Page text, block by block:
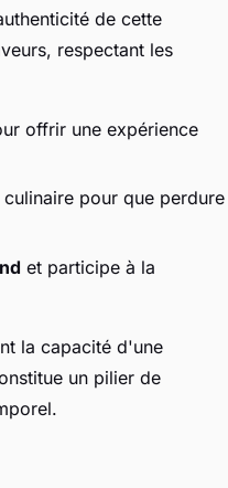
de cette
respectant les
offrir une expérience
pour que perdure
et participe à la
la capacité d'une
un pilier de